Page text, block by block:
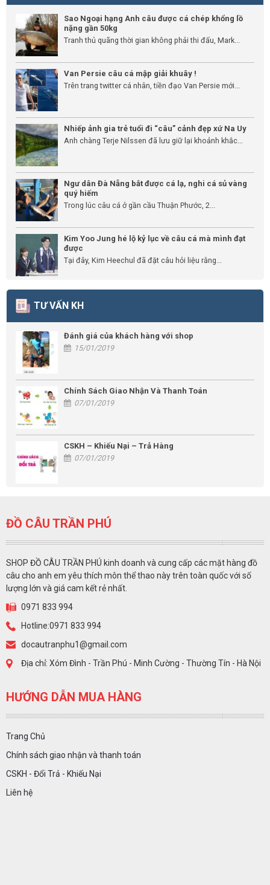
Sao Ngoại hạng Anh câu được cá chép khổng lồ
nặng gần 50kg
Tranh thủ quãng thời gian không phải thi đấu, Mark...
Van Persie câu cá mập giải khuây !
Trên trang twitter cá nhân, tiền đạo Van Persie mới...
Nhiếp ảnh gia trẻ tuổi đi “câu” cảnh đẹp xứ Na Uy
Anh chàng Terje Nilssen đã lưu giữ lại khoảnh khắc...
Ngư dân Đà Nẵng bắt được cá lạ, nghi cá sủ vàng
quý hiếm
Trong lúc câu cá ở gần cầu Thuận Phước, 2...
Kim Yoo Jung hé lộ kỷ lục về câu cá mà mình đạt
được
Tại đây, Kim Heechul đã đặt câu hỏi liệu rằng...
TƯ VẤN KH
Đánh giá của khách hàng với shop
15/01/2019
Chính Sách Giao Nhận Và Thanh Toán
07/01/2019
CSKH – Khiếu Nại – Trả Hàng
07/01/2019
ĐỒ CÂU TRẦN PHÚ
SHOP ĐỒ CÂU TRẦN PHÚ kinh doanh và cung cấp các mặt hàng đồ
câu cho anh em yêu thích môn thể thao này trên toàn quốc với số
lượng lớn và giá cam kết rẻ nhất.
0971 833 994
Hotline:0971 833 994
docautranphu1@gmail.com
Địa chỉ: Xóm Đình - Trần Phú - Minh Cường - Thường Tín - Hà Nội
HƯỚNG DẪN MUA HÀNG
Trang Chủ
Chính sách giao nhận và thanh toán
CSKH - Đổi Trả - Khiếu Nại
Liên hệ